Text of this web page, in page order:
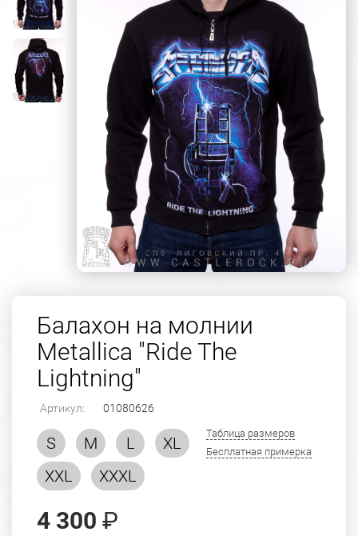
Балахон на молнии
Metallica "Ride The
Lightning"
Артикул: 01080626
S M L
XL
XXL
XXXL
Таблица размеров
Бесплатная примерка
4 300 ₽